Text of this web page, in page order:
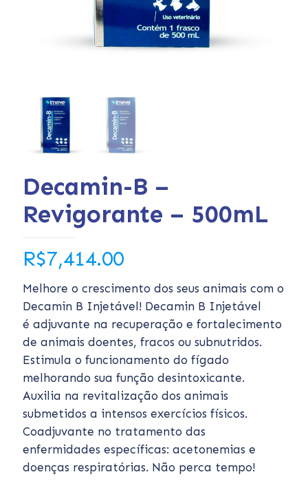
Decamin-B –
Revigorante – 500mL
R$7,414.00
Melhore o crescimento dos seus animais com o
Decamin B Injetável! Decamin B Injetável
é adjuvante na recuperação e fortalecimento
de animais doentes, fracos ou subnutridos.
Estimula o funcionamento do fígado
melhorando sua função desintoxicante.
Auxilia na revitalização dos animais
submetidos a intensos exercícios físicos.
Coadjuvante no tratamento das
enfermidades específicas: acetonemias e
doenças respiratórias. Não perca tempo!